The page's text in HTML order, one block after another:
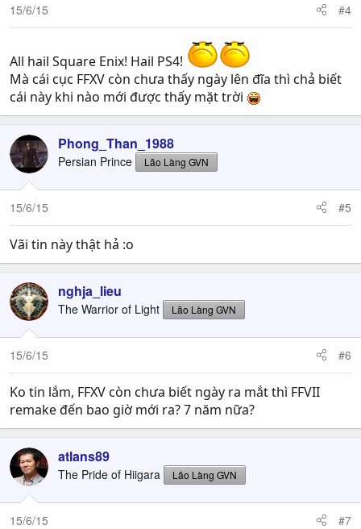
15/6/15 #4
All hail Square Enix! Hail PS4!
Mà cái cục FFXV còn chưa thấy ngày lên đĩa thì chả biết
cái này khi nào mới được thấy mặt trời
Phong_Than_1988
Persian Prince Lão Làng GVN
15/6/15 #5
Vãi tin này thật hả :o
nghja_lieu
The Warrior of Light Lão Làng GVN
15/6/15 #6
Ko tin lắm, FFXV còn chưa biết ngày ra mắt thì FFVII
remake đến bao giờ mới ra? 7 năm nữa?
atlans89
The Pride of Hiigara Lão Làng GVN
15/6/15 #7